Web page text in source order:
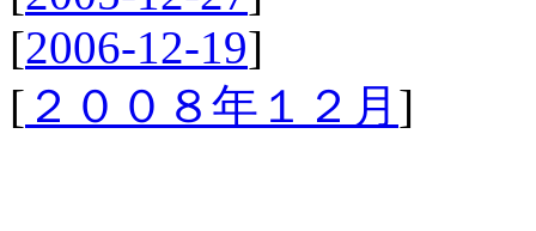
[2006-12-19]
[ ２００８年１２月 ]